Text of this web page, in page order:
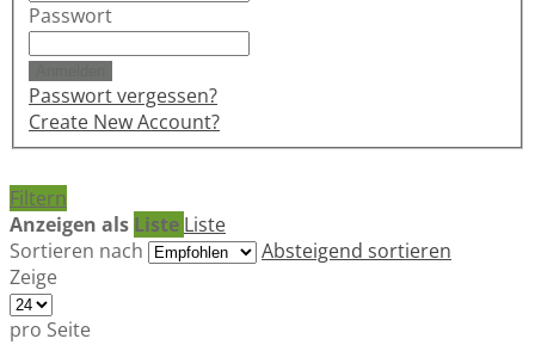
Passwort
Passwort vergessen?
Create New Account?
Filtern
Anzeigen als Liste Liste
Sortieren nach
Absteigend sortieren
Zeige
pro Seite